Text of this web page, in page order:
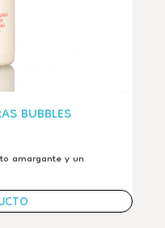
BUBBLES
amargante y un